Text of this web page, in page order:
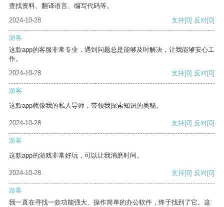
查找资料、翻译语言、编写代码等。
2024-10-28
支持[0] 反对[0]
游客
这款app的客服非常专业，遇到问题总是能够及时解决，让我能够安心工
作。
2024-10-28
支持[0] 反对[0]
游客
这款app就像我的私人导师，带领我探索知识的奥秘。
2024-10-28 支持[0] 反对[0]
游客
这款app的游戏非常好玩，可以让我消磨时间。
2024-10-28 支持[0] 反对[0]
游客
我一直在寻找一款功能强大、操作简单的办公软件，终于找到了它。这